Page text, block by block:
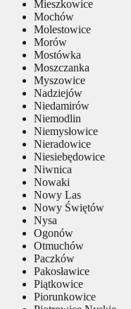
Mieszkowice
Mochów
Molestowice
Morów
Mostówka
Moszczanka
Myszowice
Nadziejów
Niedamirów
Niemodlin
Niemysłowice
Nieradowice
Niesiebędowice
Niwnica
Nowaki
Nowy Las
Nowy Świętów
Nysa
Ogonów
Otmuchów
Paczków
Pakosławice
Piątkowice
Piorunkowice